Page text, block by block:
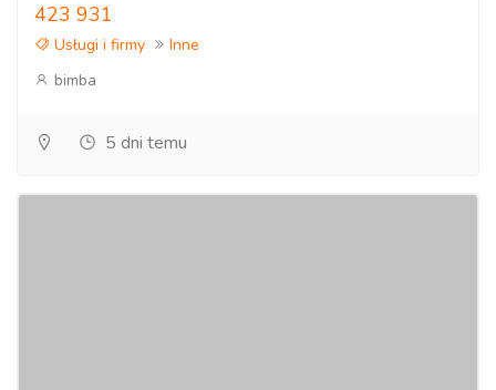
423 931
Usługi i firmy
Inne
bimba
5 dni temu